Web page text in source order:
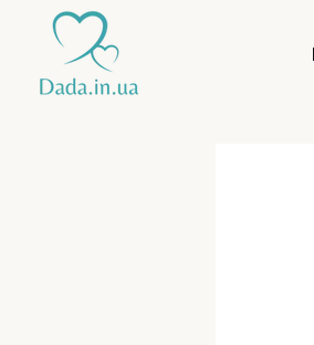
Перейти до основного контенту